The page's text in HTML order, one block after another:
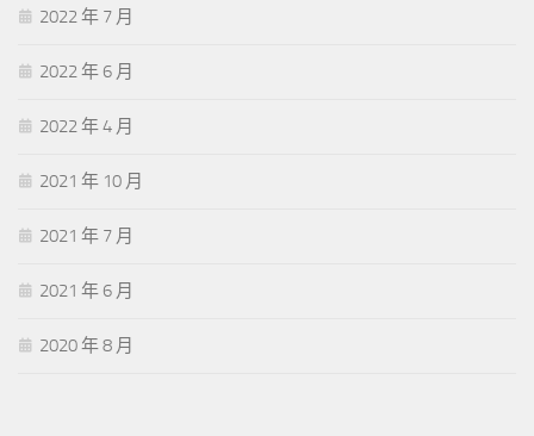
2022 年 7 月
2022 年 6 月
2022 年 4 月
2021 年 10 月
2021 年 7 月
2021 年 6 月
2020 年 8 月